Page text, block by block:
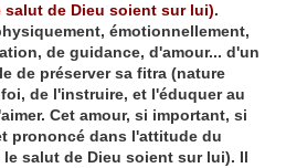
de Dieu soient sur lui).
émotionnellement,
de guidance, d'amour... d'un
de préserver sa fitra (nature
de l'instruire, et l'éduquer au
Cet amour, si important, si
prononcé dans l'attitude du
salut de Dieu soient sur lui). Il